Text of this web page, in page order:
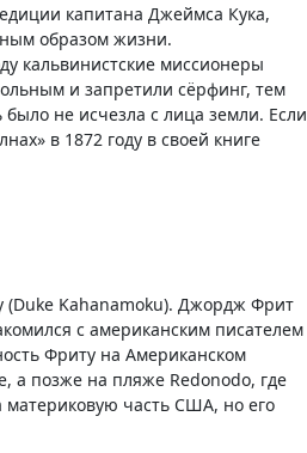
капитана Джеймса Кука,
образом жизни.
кальвинистские миссионеры
и запретили сёрфинг, тем
не исчезла с лица земли. Если
в 1872 году в своей книге
(Duke Kahanamoku). Джордж Фрит
с американским писателем
Фриту на Американском
а позже на пляже Redonodo, где
материковую часть США, но его